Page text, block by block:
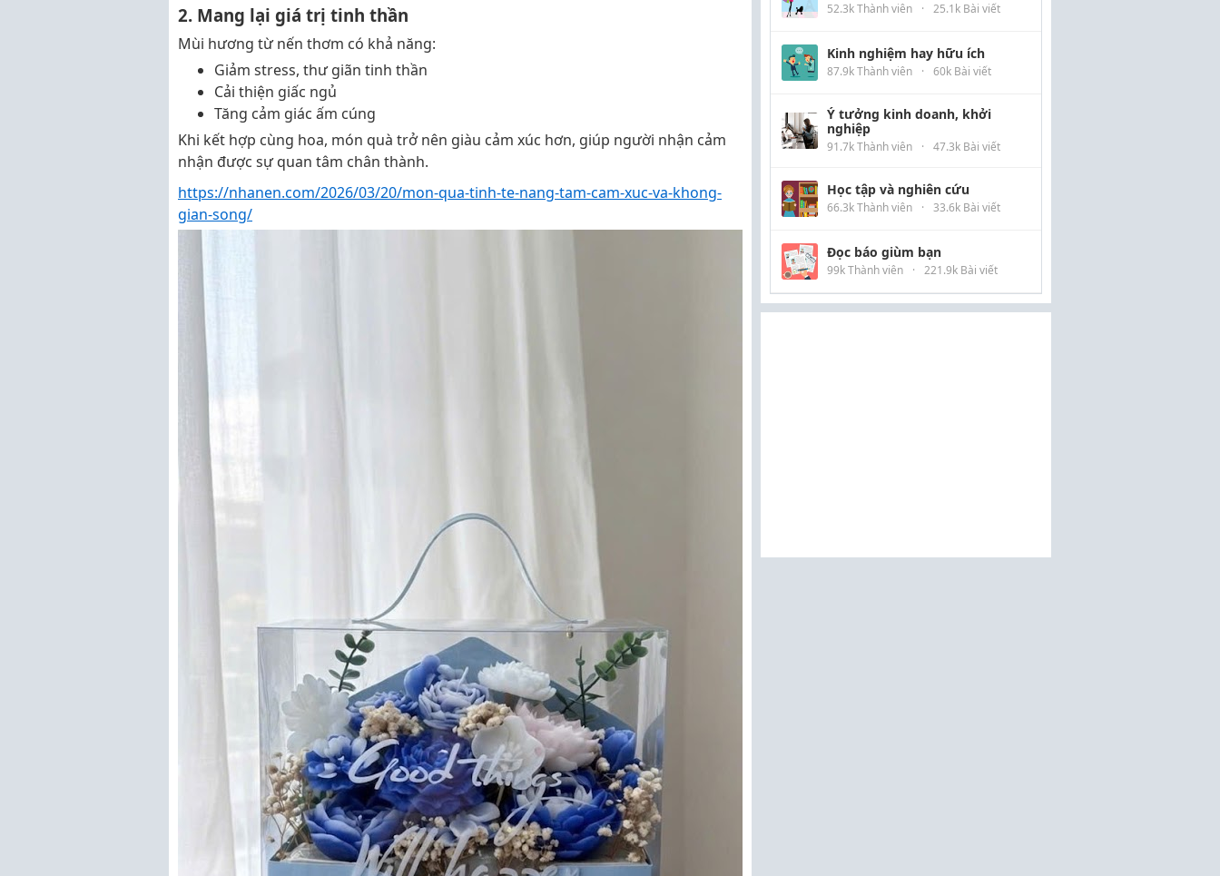
2. Mang lại giá trị tinh thần
Mùi hương từ nến thơm có khả năng:
Giảm stress, thư giãn tinh thần
Cải thiện giấc ngủ
Tăng cảm giác ấm cúng
Khi kết hợp cùng hoa, món quà trở nên giàu cảm xúc hơn, giúp người nhận cảm
nhận được sự quan tâm chân thành.
https://nhanen.com/2026/03/20/mon-qua-tinh-te-nang-tam-cam-xuc-va-khong-
gian-song/
52.3k Thành viên · 25.1k Bài viết
Kinh nghiệm hay hữu ích
87.9k Thành viên · 60k Bài viết
Ý tưởng kinh doanh, khởi
nghiệp
91.7k Thành viên · 47.3k Bài viết
Học tập và nghiên cứu
66.3k Thành viên · 33.6k Bài viết
Đọc báo giùm bạn
99k Thành viên · 221.9k Bài viết